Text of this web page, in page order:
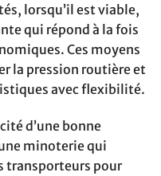
lorsqu’il est viable,
qui répond à la fois
Ces moyens
la pression routière et
avec flexibilité.
d’une bonne
minoterie qui
transporteurs pour